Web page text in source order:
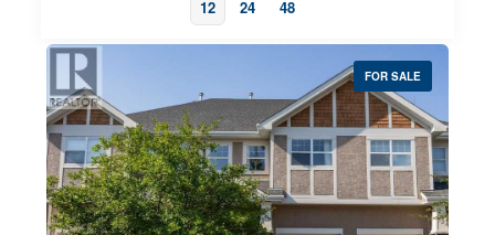
12 24 48
Property Type
Business Type
FOR SALE